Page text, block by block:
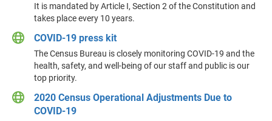
It is mandated by Article I, Section 2 of the Constitution and
takes place every 10 years.
COVID-19 press kit
The Census Bureau is closely monitoring COVID-19 and the
health, safety, and well-being of our staff and public is our
top priority.
2020 Census Operational Adjustments Due to
COVID-19